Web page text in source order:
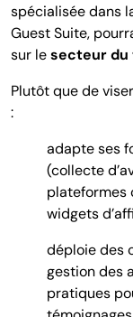
spécialisée dans
Guest Suite,
sur lesecteur du
Plutôt que de
:
adapte ses
(collecte
plateformes
widgets
déploie des
gestion des
pratiques